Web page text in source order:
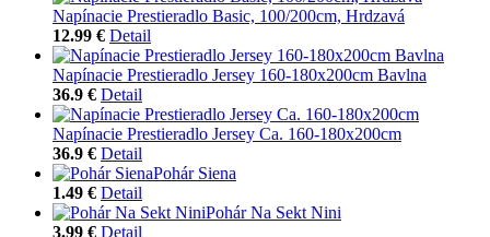
Napínacie Prestieradlo Basic, 100/200cm, Hrdzavá
12.99 € Detail
Napínacie Prestieradlo Jersey 160-180x200cm Bavlna
36.9 € Detail
Napínacie Prestieradlo Jersey Ca. 160-180x200cm
36.9 € Detail
Pohár Siena
1.49 € Detail
Pohár Na Sekt Nini
3.99 € Detail